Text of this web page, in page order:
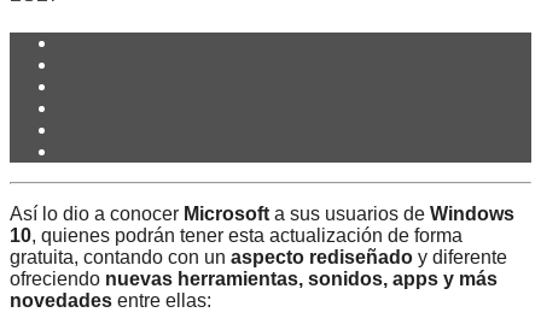
Así lo dio a conocer Microsoft a sus usuarios de Windows
10, quienes podrán tener esta actualización de forma
gratuita, contando con un aspecto rediseñado y diferente
ofreciendo nuevas herramientas, sonidos, apps y más
novedades entre ellas: